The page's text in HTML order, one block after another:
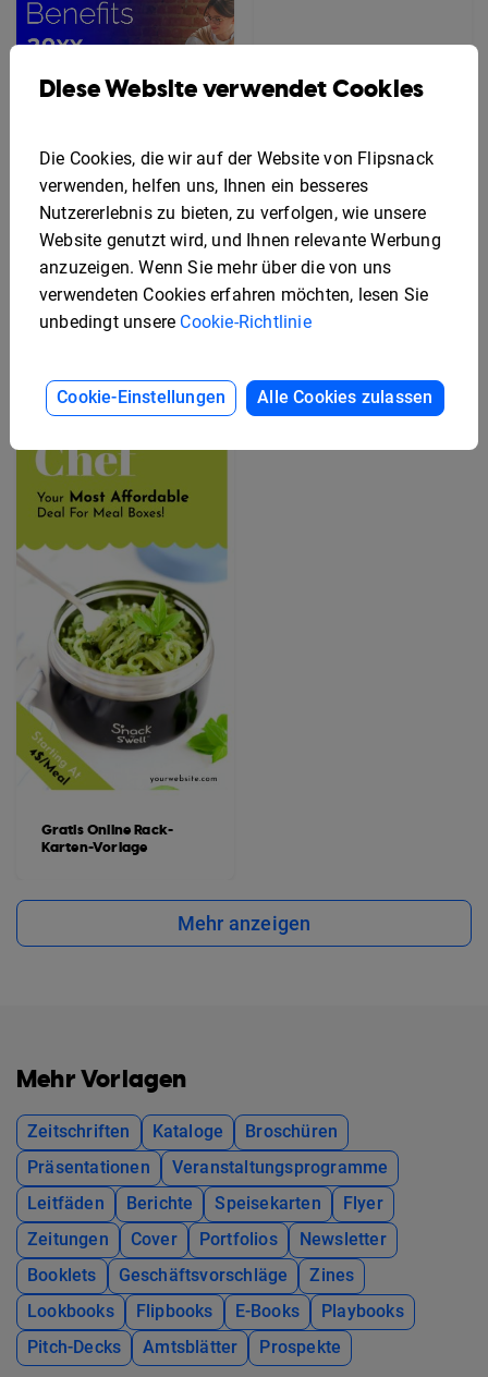
Editierbare Flyer-
Vorlage für
Mitarbeiterleistungen
Gratis Online Rack-
Karten-Vorlage
Gratis Rack-Karten-
Design-Vorlage
Mehr anzeigen
Mehr Vorlagen
Zeitschriften Kataloge
Broschüren
Präsentationen
Veranstaltungsprogramme
Leitfäden
Berichte Speisekarten
Flyer
Zeitungen
Cover Portfolios
Newsletter
Booklets
Geschäftsvorschläge
Zines
Lookbooks
Flipbooks E-Books
Playbooks
Pitch-Decks
Amtsblätter Prospekte
Diese Website verwendet Cookies
Die Cookies, die wir auf der Website von Flipsnack
verwenden, helfen uns, Ihnen ein besseres
Nutzererlebnis zu bieten, zu verfolgen, wie unsere
Website genutzt wird, und Ihnen relevante Werbung
anzuzeigen. Wenn Sie mehr über die von uns
verwendeten Cookies erfahren möchten, lesen Sie
unbedingt unsere Cookie-Richtlinie
Cookie-Einstellungen Alle Cookies zulassen